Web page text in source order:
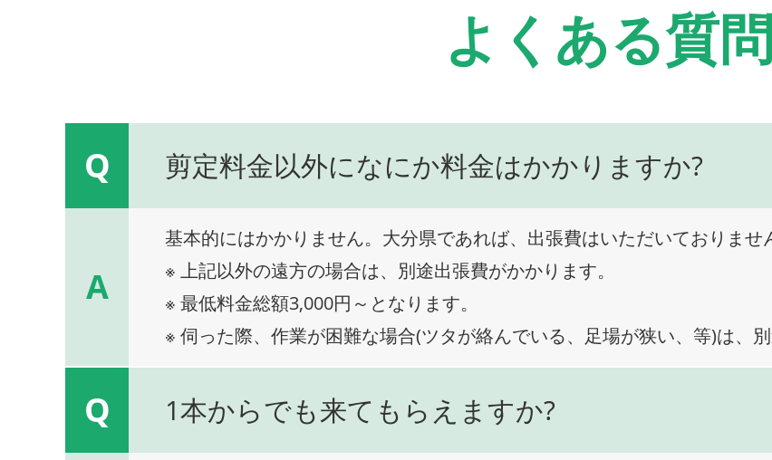
よくある質問
Q 剪定料金以外になにか料金はかかりますか?
A
基本的にはかかりません。大分県であれば、出張費はいただいておりませ
※ 上記以外の遠方の場合は、別途出張費がかかります。
※ 最低料金総額3,000円～となります。
※ 伺った際、作業が困難な場合(ツタが絡んでいる、足場が狭い、等)は、
Q 1本からでも来てもらえますか?